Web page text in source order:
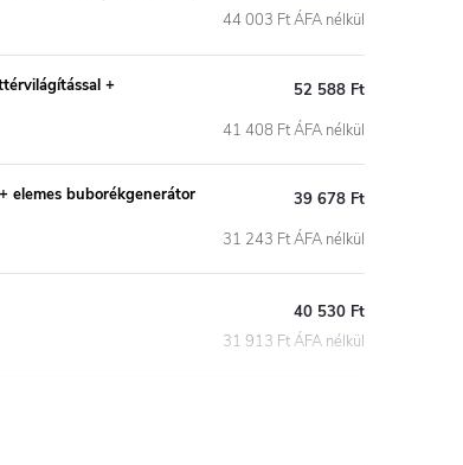
44 003 Ft ÁFA nélkül
+
52 588 Ft
41 408 Ft ÁFA nélkül
elemes buborékgenerátor
39 678 Ft
31 243 Ft ÁFA nélkül
40 530 Ft
31 913 Ft ÁFA nélkül